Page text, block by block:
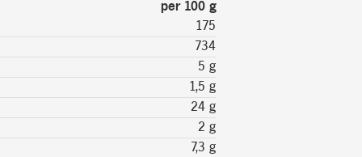
per 100 g
175
734
5 g
1,5 g
24 g
2 g
7,3 g